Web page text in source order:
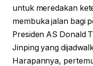
untuk meredakan
membuka jalan bagi
Presiden AS Donald
Jinping yang
Harapannya,